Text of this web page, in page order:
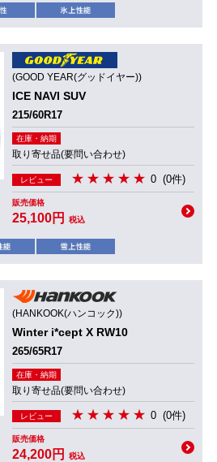
(GOOD YEAR(グッドイヤー))
ICE NAVI SUV
215/60R17
在庫・納期
取り寄せ品(要問い合わせ)
レビュー 0 (0件)
販売価格
25,100円 税込
(HANKOOK(ハンコック))
Winter i*cept X RW10
265/65R17
在庫・納期
取り寄せ品(要問い合わせ)
レビュー 0 (0件)
販売価格
24,200円 税込